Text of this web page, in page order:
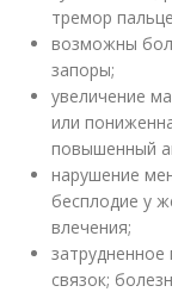
тремор
возможны
запоры;
увеличение
или
повышенный
нарушение
бесплодие у
влечения;
затрудненное
связок;